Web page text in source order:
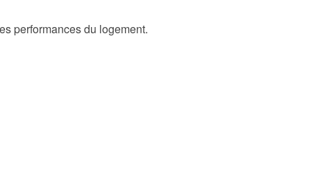
performances du logement.